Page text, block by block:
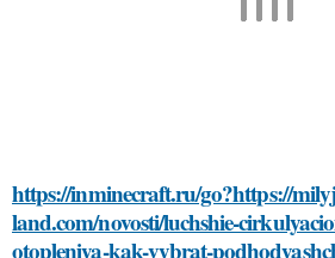
https://inminecraft.ru/go?https://
land.com/novosti/luchshie-
otopleniya-kak-vybrat-